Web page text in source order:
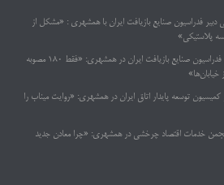
دبیر فدراسیون صنایع بازیافت ایران با همشهری : «مشکل از
پلاستیکی»
یادداشت ویژه هفته محیط‌زیست رئیس فدراسیون صنایع بازیافت ایران در همشهری: «فقط ۱۸۰ مصوبه
توسعه پایدار اتاق ایران در همشهری: «روایت میناب را
خدمات اقتصاد چرخشی در همشهری: «چرا معادن جدید